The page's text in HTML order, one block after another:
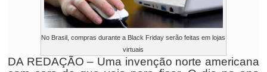
No Brasil, compras durante a Black Friday serão feitas em lojas
virtuais
DA REDAÇÃO – Uma invenção norte americana